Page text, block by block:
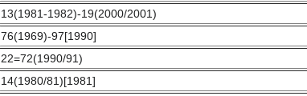
13(1981-1982)-19(2000/2001)
76(1969)-97[1990]
22=72(1990/91)
14(1980/81)[1981]